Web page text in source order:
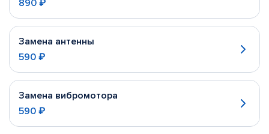
890 ₽
Замена антенны
590 ₽
Замена вибромотора
590 ₽